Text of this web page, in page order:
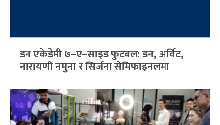
डन एकेडेमी ७–ए–साइड फुटबल: डन, अर्विट,
नारायणी नमुना र सिर्जना सेमिफाइनलमा